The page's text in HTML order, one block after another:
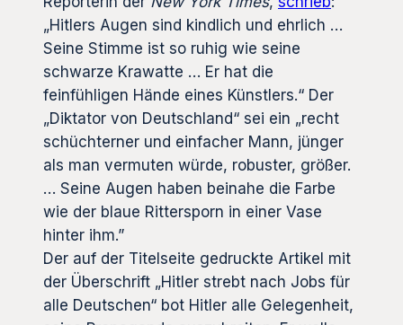
„Hitlers Augen sind kindlich und ehrlich …
Seine Stimme ist so ruhig wie seine
schwarze Krawatte … Er hat die
feinfühligen Hände eines Künstlers.“ Der
„Diktator von Deutschland“ sei ein „recht
schüchterner und einfacher Mann, jünger
als man vermuten würde, robuster, größer.
… Seine Augen haben beinahe die Farbe
wie der blaue Rittersporn in einer Vase
hinter ihm.”
Der auf der Titelseite gedruckte Artikel mit
der Überschrift „Hitler strebt nach Jobs für
alle Deutschen“ bot Hitler alle Gelegenheit,